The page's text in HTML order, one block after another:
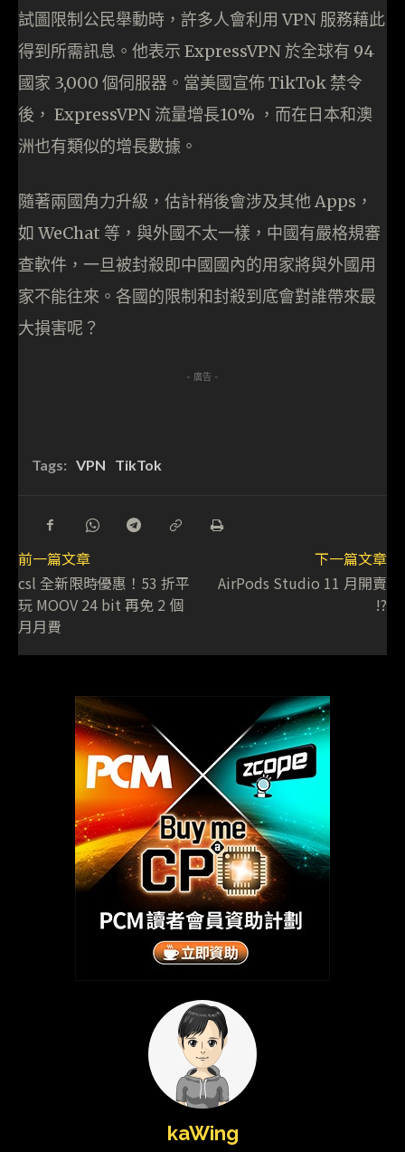
試圖限制公民舉動時，許多人會利用 VPN 服務藉此
得到所需訊息。他表示 ExpressVPN 於全球有 94
國家 3,000 個伺服器。當美國宣佈 TikTok 禁令
後， ExpressVPN 流量增長10% ，而在日本和澳
洲也有類似的增長數據。
隨著兩國角力升級，估計稍後會涉及其他 Apps，
如 WeChat 等，與外國不太一樣，中國有嚴格規審
查軟件，一旦被封殺即中國國內的用家將與外國用
家不能往來。各國的限制和封殺到底會對誰帶來最
大損害呢？
- 廣告 -
Tags: VPN TikTok
前一篇文章
csl 全新限時優惠！53 折平
玩 MOOV 24 bit 再免 2 個
月月費
下一篇文章
AirPods Studio 11 月開賣
!?
kaWing